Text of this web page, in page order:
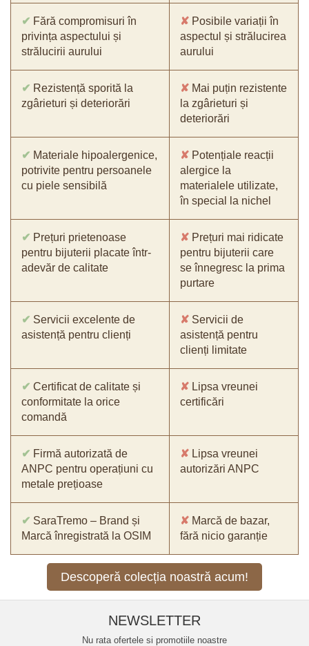
✔ Fără compromisuri în
privința aspectului și
strălucirii aurului
✘ Posibile variații în
aspectul și strălucirea
aurului
✔ Rezistență sporită la
zgârieturi și deteriorări
✘ Mai puțin rezistente
la zgârieturi și
deteriorări
✔ Materiale hipoalergenice,
potrivite pentru persoanele
cu piele sensibilă
✘ Potențiale reacții
alergice la
materialele utilizate,
în special la nichel
✔ Prețuri prietenoase
pentru bijuterii placate într-
adevăr de calitate
✘ Prețuri mai ridicate
pentru bijuterii care
se înnegresc la prima
purtare
✔ Servicii excelente de
asistență pentru clienți
✘ Servicii de
asistență pentru
clienți limitate
✔ Certificat de calitate și
conformitate la orice
comandă
✘ Lipsa vreunei
certificări
✔ Firmă autorizată de
ANPC pentru operațiuni cu
metale prețioase
✘ Lipsa vreunei
autorizări ANPC
✔ SaraTremo – Brand și
Marcă înregistrată la OSIM
✘ Marcă de bazar,
fără nicio garanție
Descoperă colecția noastră acum!
NEWSLETTER
Nu rata ofertele si promotiile noastre